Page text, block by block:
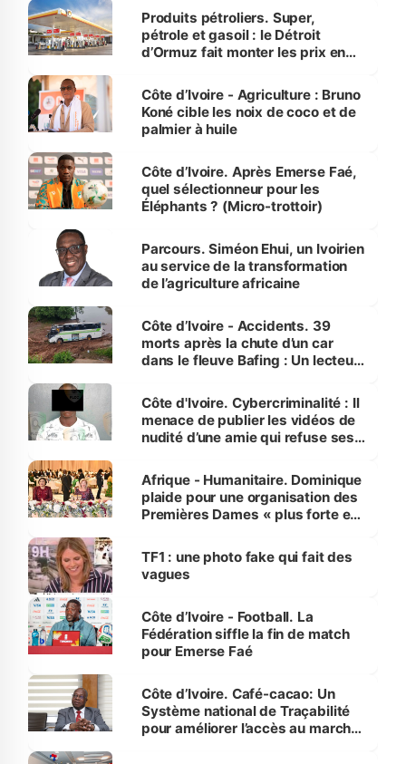
menacées
Produits pétroliers. Super,
pétrole et gasoil : le Détroit
d’Ormuz fait monter les prix en
Côte d’Ivoire - Agriculture : Bruno
Koné cible les noix de coco et de
palmier à huile
Côte d’Ivoire. Après Emerse Faé,
quel sélectionneur pour les
Éléphants ? (Micro-trottoir)
Parcours. Siméon Ehui, un Ivoirien
au service de la transformation
de l’agriculture africaine
Côte d’Ivoire - Accidents. 39
morts après la chute d’un car
dans le fleuve Bafing : Un lecteur
des Transports
Côte d'Ivoire. Cybercriminalité : Il
menace de publier les vidéos de
nudité d’une amie qui refuse ses
Afrique - Humanitaire. Dominique
plaide pour une organisation des
Premières Dames « plus forte et
sur la scène internationale »
TF1 : une photo fake qui fait des
vagues
Côte d’Ivoire - Football. La
Fédération siffle la fin de match
pour Emerse Faé
Côte d’Ivoire. Café-cacao: Un
Système national de Traçabilité
pour améliorer l’accès au marché